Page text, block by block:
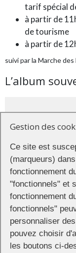
tarif spécial
à partir de
de tourisme
à partir de
suivi par la Marche
L’album
Gestion des
Ce site est
(marqueurs)
fonctionnement
"fonctionnels" et
fonctionnement
fonctionnels"
personnaliser
pouvez choisir
les boutons ci-